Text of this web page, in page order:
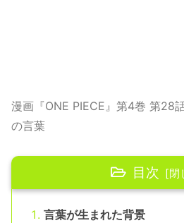
漫画『ONE PIECE』第4巻 第28
の言葉
目次
言葉が生まれた背景